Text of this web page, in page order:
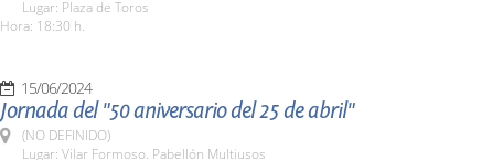
Lugar: Plaza de Toros
Hora: 18:30 h.
15/06/2024
Jornada del "50 aniversario del 25 de abril"
(NO DEFINIDO)
Lugar: Vilar Formoso. Pabellón Multiusos